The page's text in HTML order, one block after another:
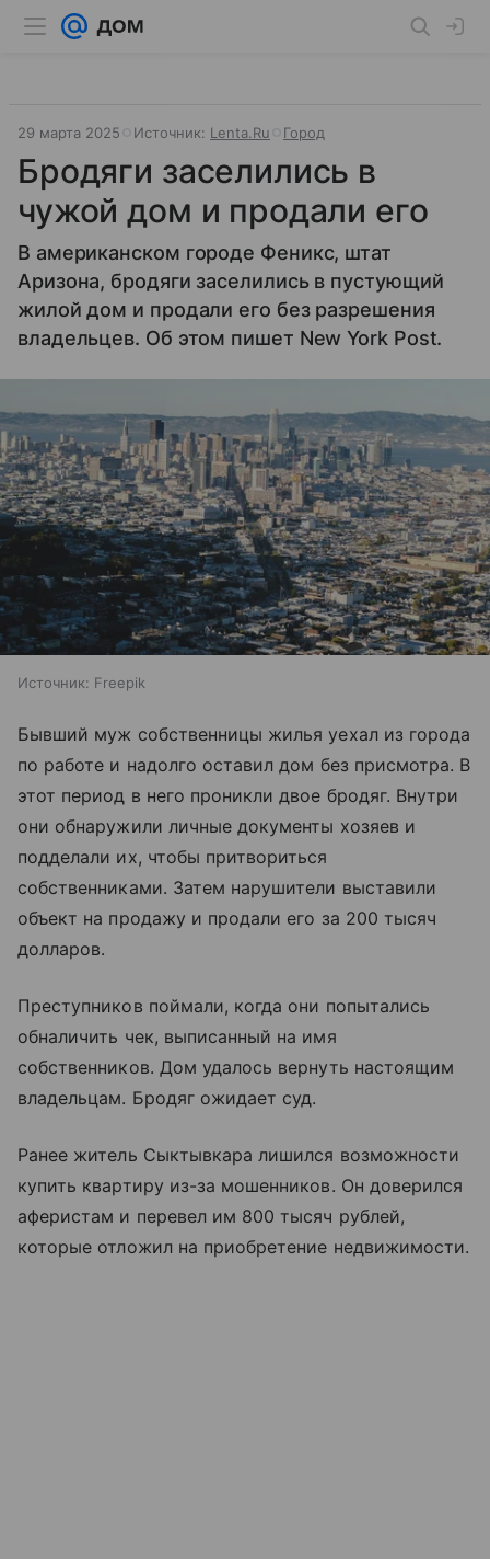
29 марта 2025 Источник: Lenta.Ru Город
Бродяги заселились в
чужой дом и продали его
В американском городе Феникс, штат
Аризона, бродяги заселились в пустующий
жилой дом и продали его без разрешения
владельцев. Об этом пишет New York Post.
Источник: Freepik
Бывший муж собственницы жилья уехал из города
по работе и надолго оставил дом без присмотра. В
этот период в него проникли двое бродяг. Внутри
они обнаружили личные документы хозяев и
подделали их, чтобы притвориться
собственниками. Затем нарушители выставили
объект на продажу и продали его за 200 тысяч
долларов.
Преступников поймали, когда они попытались
обналичить чек, выписанный на имя
собственников. Дом удалось вернуть настоящим
владельцам. Бродяг ожидает суд.
Ранее житель Сыктывкара лишился возможности
купить квартиру из-за мошенников. Он доверился
аферистам и перевел им 800 тысяч рублей,
которые отложил на приобретение недвижимости.